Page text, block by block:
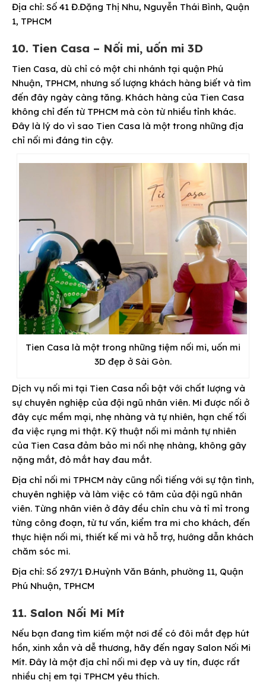
Địa chỉ: Số 41 Đ.Đặng Thị Nhu, Nguyễn Thái Bình, Quận
1, TPHCM
10. Tien Casa – Nối mi, uốn mi 3D
Tien Casa, dù chỉ có một chi nhánh tại quận Phú
Nhuận, TPHCM, nhưng số lượng khách hàng biết và tìm
đến đây ngày càng tăng. Khách hàng của Tien Casa
không chỉ đến từ TPHCM mà còn từ nhiều tỉnh khác.
Đây là lý do vì sao Tien Casa là một trong những địa
chỉ nối mi đáng tin cậy.
Tien Casa là một trong những tiệm nối mi, uốn mi
3D đẹp ở Sài Gòn.
Dịch vụ nối mi tại Tien Casa nổi bật với chất lượng và
sự chuyên nghiệp của đội ngũ nhân viên. Mi được nối ở
đây cực mềm mại, nhẹ nhàng và tự nhiên, hạn chế tối
đa việc rụng mi thật. Kỹ thuật nối mi mảnh tự nhiên
của Tien Casa đảm bảo mi nối nhẹ nhàng, không gây
nặng mắt, đỏ mắt hay đau mắt.
Địa chỉ nối mi TPHCM này cũng nổi tiếng với sự tận tình,
chuyên nghiệp và làm việc có tâm của đội ngũ nhân
viên. Từng nhân viên ở đây đều chỉn chu và tỉ mỉ trong
từng công đoạn, từ tư vấn, kiểm tra mi cho khách, đến
thực hiện nối mi, thiết kế mi và hỗ trợ, hướng dẫn khách
chăm sóc mi.
Địa chỉ: Số 297/1 Đ.Huỳnh Văn Bánh, phường 11, Quận
Phú Nhuận, TPHCM
11. Salon Nối Mi Mít
Nếu bạn đang tìm kiếm một nơi để có đôi mắt đẹp hút
hồn, xinh xắn và dễ thương, hãy đến ngay Salon Nối Mi
Mít. Đây là một địa chỉ nối mi đẹp và uy tín, được rất
nhiều chị em tại TPHCM yêu thích.